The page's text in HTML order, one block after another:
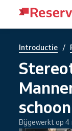
Introductie /
Bijgewerkt op